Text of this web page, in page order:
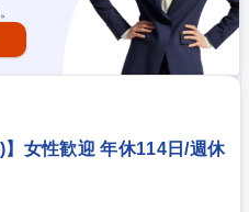
】女性歓迎 年休114日/週休